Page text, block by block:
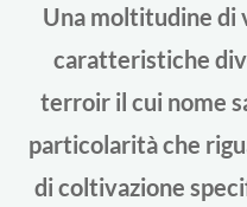
Una moltitudine di
caratteristiche
terroir il cui nome
particolarità che
di coltivazione